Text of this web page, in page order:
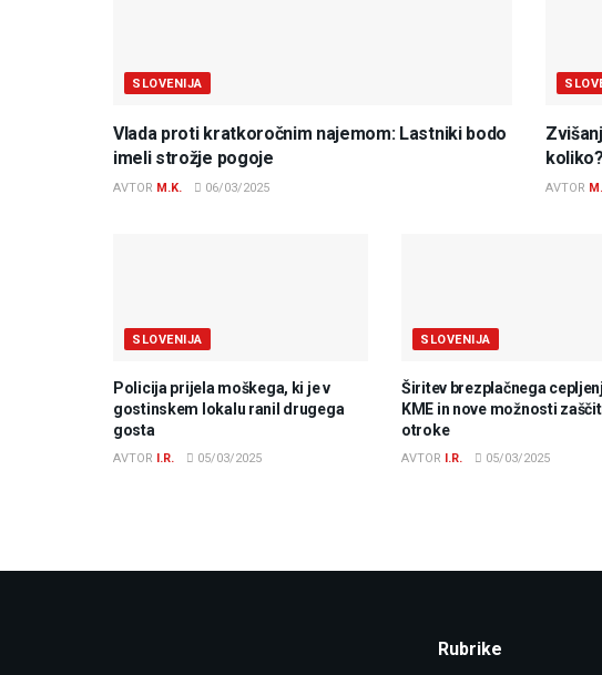
SLOVENIJA
Vlada proti kratkoročnim najemom: Lastniki bodo
imeli strožje pogoje
AVTOR M.K. 06/03/2025
koliko?
AVTOR
SLOVENIJA
Policija prijela moškega, ki je v
gostinskem lokalu ranil drugega
gosta
AVTOR I.R. 05/03/2025
SLOVENIJA
Širitev brezplačnega
KME in nove možnosti
otroke
AVTOR I.R. 05/03/2025
Rubrike